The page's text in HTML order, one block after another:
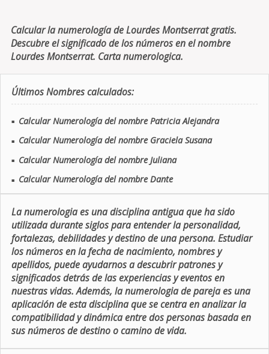
Calcular la numerología de Lourdes Montserrat gratis.
Descubre el significado de los números en el nombre
Lourdes Montserrat. Carta numerologica.
Últimos Nombres calculados:
■ Calcular Numerología del nombre Patricia Alejandra
■ Calcular Numerología del nombre Graciela Susana
■ Calcular Numerología del nombre Juliana
■ Calcular Numerología del nombre Dante
La numerologia es una disciplina antigua que ha sido
utilizada durante siglos para entender la personalidad,
fortalezas, debilidades y destino de una persona. Estudiar
los números en la fecha de nacimiento, nombres y
apellidos, puede ayudarnos a descubrir patrones y
significados detrás de las experiencias y eventos en
nuestras vidas. Además, la numerologia de pareja es una
aplicación de esta disciplina que se centra en analizar la
compatibilidad y dinámica entre dos personas basada en
sus números de destino o camino de vida.